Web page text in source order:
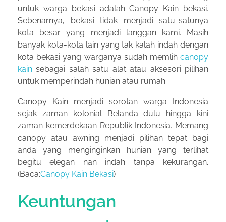
untuk warga bekasi adalah Canopy Kain bekasi.
Sebenarnya, bekasi tidak menjadi satu-satunya
kota besar yang menjadi langgan kami. Masih
banyak kota-kota lain yang tak kalah indah dengan
kota bekasi yang warganya sudah memlihcanopy
kain sebagai salah satu alat atau aksesori pilihan
untuk memperindah hunian atau rumah.
Canopy Kain menjadi sorotan warga Indonesia
sejak zaman kolonial Belanda dulu hingga kini
zaman kemerdekaan Republik Indonesia. Memang
canopy atau awning menjadi pilihan tepat bagi
anda yang menginginkan hunian yang terlihat
begitu elegan nan indah tanpa kekurangan.
(Baca:Canopy Kain Bekasi)
Keuntungan